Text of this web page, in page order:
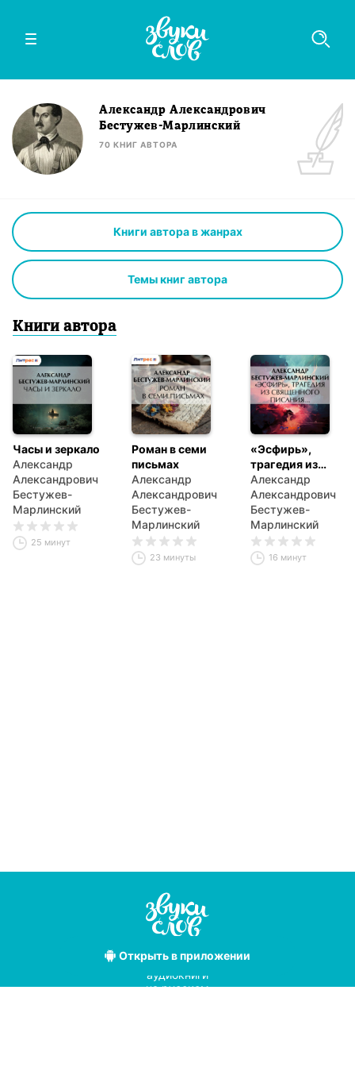
Александр Александрович
Бестужев-Марлинский
70 КНИГ АВТОРА
Книги автора в жанрах
Темы книг автора
Книги автора
Часы и зеркало
Александр
Александрович
Бестужев-
Марлинский
25 минут
Роман в семи
письмах
Александр
Александрович
Бестужев-
Марлинский
23 минуты
«Эсфирь»,
трагедия из
священного
писания…
Александр
Александрович
Бестужев-
Марлинский
16 минут
Открытьв приложении
Лучшие
аудиокниги
на русском